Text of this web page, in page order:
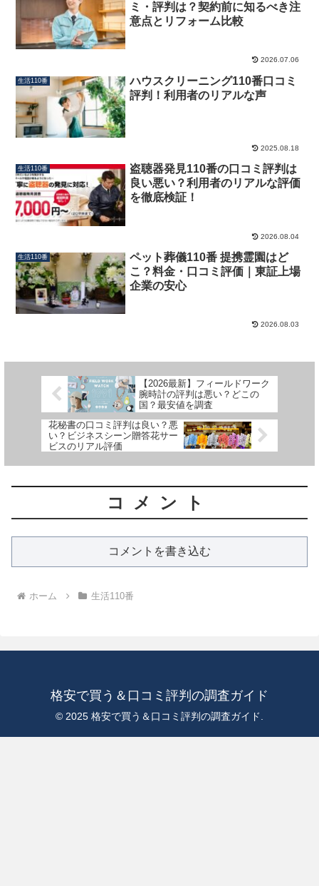
ミ・評判は？契約前に知るべき注
意点とリフォーム比較
2026.07.06
生活110番
ハウスクリーニング110番口コミ
評判！利用者のリアルな声
2025.08.18
生活110番
盗聴器発見110番の口コミ評判は
良い悪い？利用者のリアルな評価
を徹底検証！
2026.08.04
生活110番
ペット葬儀110番 提携霊園はど
こ？料金・口コミ評価｜東証上場
企業の安心
2026.08.03
【2026最新】フィールドワーク
腕時計の評判は悪い？どこの
国？最安値を調査
花秘書の口コミ評判は良い？悪
い？ビジネスシーン贈答花サー
ビスのリアル評価
コメント
コメントを書き込む
ホーム 生活110番
格安で買う＆口コミ評判の調査ガイド
© 2025 格安で買う＆口コミ評判の調査ガイド.